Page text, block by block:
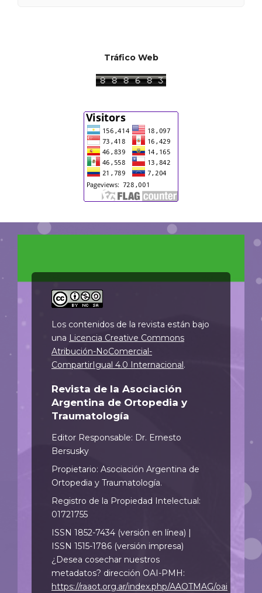
Tráfico Web
Los contenidos de la revista están bajo
una Licencia Creative Commons
Atribución-NoComercial-
CompartirIgual 4.0 Internacional.
Revista de la Asociación
Argentina de Ortopedia y
Traumatología
Editor Responsable: Dr. Ernesto
Bersusky
Propietario: Asociación Argentina de
Ortopedia y Traumatología.
Registro de la Propiedad Intelectual:
01721755
ISSN 1852-7434 (versión en línea) |
ISSN 1515-1786 (versión impresa)
¿Desea cosechar nuestros
metadatos? dirección OAI-PMH:
https://raaot.org.ar/index.php/AAOTMAG/oai